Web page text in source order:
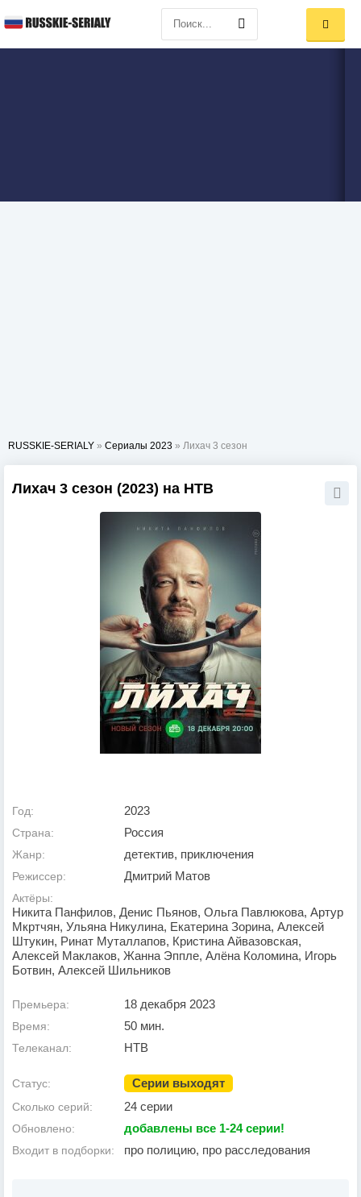
RUSSKIE-SERIALY » Сериалы 2023 » Лихач 3 сезон
Лихач 3 сезон (2023) на НТВ
Год: 2023
Страна: Россия
Жанр: детектив, приключения
Режиссер: Дмитрий Матов
Актёры:
Никита Панфилов, Денис Пьянов, Ольга Павлюкова, Артур
Мкртчян, Ульяна Никулина, Екатерина Зорина, Алексей
Штукин, Ринат Муталлапов, Кристина Айвазовская,
Алексей Маклаков, Жанна Эппле, Алёна Коломина, Игорь
Ботвин, Алексей Шильников
Премьера: 18 декабря 2023
Время: 50 мин.
Телеканал: НТВ
Статус: Серии выходят
Сколько серий: 24 серии
Обновлено: добавлены все 1-24 серии!
Входит в подборки: про полицию, про расследования